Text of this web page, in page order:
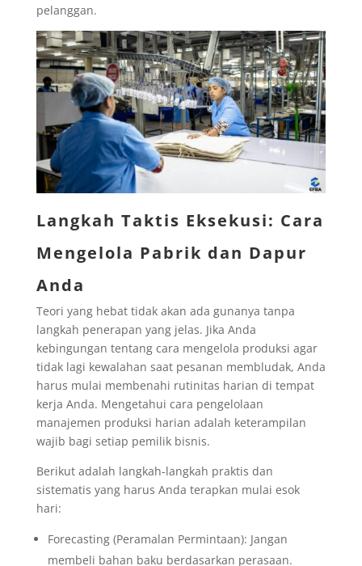
pelanggan.
Langkah Taktis Eksekusi: Cara
Mengelola Pabrik dan Dapur
Anda
Teori yang hebat tidak akan ada gunanya tanpa
langkah penerapan yang jelas. Jika Anda
kebingungan tentang cara mengelola produksi agar
tidak lagi kewalahan saat pesanan membludak, Anda
harus mulai membenahi rutinitas harian di tempat
kerja Anda. Mengetahui cara pengelolaan
manajemen produksi harian adalah keterampilan
wajib bagi setiap pemilik bisnis.
Berikut adalah langkah-langkah praktis dan
sistematis yang harus Anda terapkan mulai esok
hari:
Forecasting (Peramalan Permintaan): Jangan
membeli bahan baku berdasarkan perasaan.